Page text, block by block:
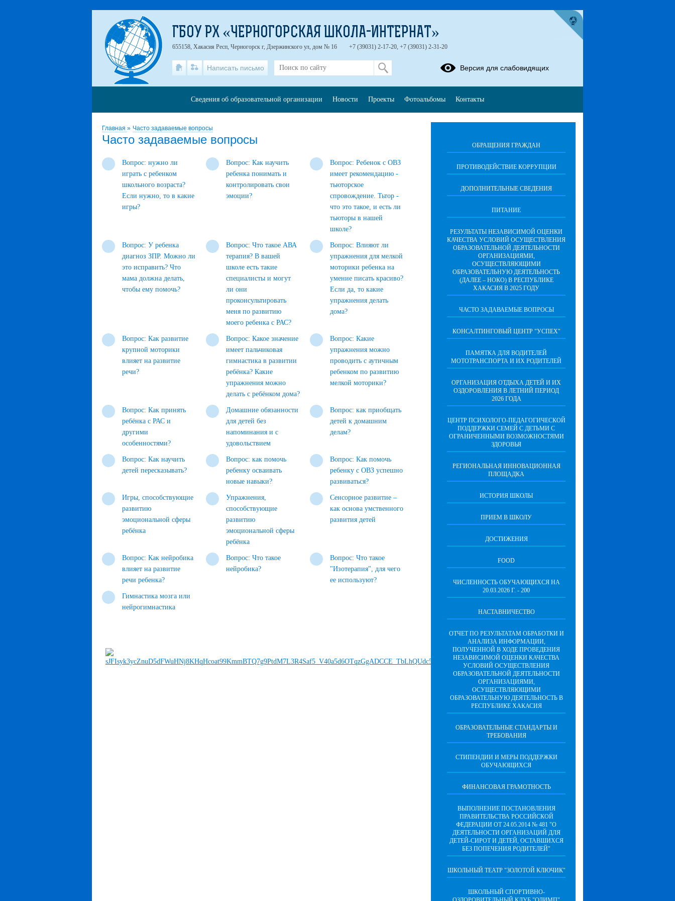
Главная » Часто задаваемые вопросы
Часто задаваемые вопросы
Вопрос: нужно ли
играть с ребенком
школьного возраста?
Если нужно, то в какие
игры?
Вопрос: Как научить
ребенка понимать и
контролировать свои
эмоции?
Вопрос: Ребенок с ОВЗ
имеет рекомендацию -
тьюторское
спровождение. Тьтор -
что это такое, и есть ли
тьюторы в нашей
школе?
Вопрос: У ребенка
диагноз ЗПР. Можно ли
это исправить? Что
мама должна делать,
чтобы ему помочь?
Вопрос: Что такое АВА
терапия? В вашей
школе есть такие
специалисты и могут
ли они
проконсультировать
меня по развитию
моего ребенка с РАС?
Вопрос: Влияют ли
упражнения для мелкой
моторики ребенка на
умение писать красиво?
Если да, то какие
упражнения делать
дома?
Вопрос: Как развитие
крупной моторики
влияет на развитие
речи?
Вопрос: Какое значение
имеет пальчиковая
гимнастика в развитии
ребёнка? Какие
упражнения можно
делать с ребёнком дома?
Вопрос: Какие
упражнения можно
проводить с аутичным
ребенком по развитию
мелкой моторики?
Вопрос: Как принять
ребёнка с РАС и
другими
особенностями?
Домашние обязанности
для детей без
напоминания и с
удовольствием
Вопрос: как приобщать
детей к домашним
делам?
Вопрос: Как научить
детей пересказывать?
Вопрос: как помочь
ребенку осваивать
новые навыки?
Вопрос: Как помочь
ребенку с ОВЗ успешно
развиваться?
Игры, способствующие
развитию
эмоциональной сферы
ребёнка
Упражнения,
способствующие
развитию
эмоциональной сферы
ребёнка
Сенсорное развитие –
как основа умственного
развития детей
Вопрос: Как нейробика
влияет на развитие
речи ребенка?
Вопрос: Что такое
нейробика?
Вопрос: Что такое
"Изотерапия", для чего
ее используют?
Гимнастика мозга или
нейрогимнастика
ОБРАЩЕНИЯ ГРАЖДАН
ПРОТИВОДЕЙСТВИЕ КОРРУПЦИИ
ДОПОЛНИТЕЛЬНЫЕ СВЕДЕНИЯ
ПИТАНИЕ
РЕЗУЛЬТАТЫ НЕЗАВИСИМОЙ ОЦЕНКИ
КАЧЕСТВА УСЛОВИЙ ОСУЩЕСТВЛЕНИЯ
ОБРАЗОВАТЕЛЬНОЙ ДЕЯТЕЛЬНОСТИ
ОРГАНИЗАЦИЯМИ,
ОСУЩЕСТВЛЯЮЩИМИ
ОБРАЗОВАТЕЛЬНУЮ ДЕЯТЕЛЬНОСТЬ
(ДАЛЕЕ – НОКО) В РЕСПУБЛИКЕ
ХАКАСИЯ В 2025 ГОДУ
ЧАСТО ЗАДАВАЕМЫЕ ВОПРОСЫ
КОНСАЛТИНГОВЫЙ ЦЕНТР "УСПЕХ"
ПАМЯТКА ДЛЯ ВОДИТЕЛЕЙ
МОТОТРАНСПОРТА И ИХ РОДИТЕЛЕЙ
ОРГАНИЗАЦИЯ ОТДЫХА ДЕТЕЙ И ИХ
ОЗДОРОВЛЕНИЯ В ЛЕТНИЙ ПЕРИОД
2026 ГОДА
ЦЕНТР ПСИХОЛОГО-ПЕДАГОГИЧЕСКОЙ
ПОДДЕРЖКИ СЕМЕЙ С ДЕТЬМИ С
ОГРАНИЧЕННЫМИ ВОЗМОЖНОСТЯМИ
ЗДОРОВЬЯ
РЕГИОНАЛЬНАЯ ИННОВАЦИОННАЯ
ПЛОЩАДКА
ИСТОРИЯ ШКОЛЫ
ПРИЕМ В ШКОЛУ
ДОСТИЖЕНИЯ
FOOD
ЧИСЛЕННОСТЬ ОБУЧАЮЩИХСЯ НА
20.03.2026 Г. - 200
НАСТАВНИЧЕСТВО
ОТЧЕТ ПО РЕЗУЛЬТАТАМ ОБРАБОТКИ И
АНАЛИЗА ИНФОРМАЦИИ,
ПОЛУЧЕННОЙ В ХОДЕ ПРОВЕДЕНИЯ
НЕЗАВИСИМОЙ ОЦЕНКИ КАЧЕСТВА
УСЛОВИЙ ОСУЩЕСТВЛЕНИЯ
ОБРАЗОВАТЕЛЬНОЙ ДЕЯТЕЛЬНОСТИ
ОРГАНИЗАЦИЯМИ,
ОСУЩЕСТВЛЯЮЩИМИ
ОБРАЗОВАТЕЛЬНУЮ ДЕЯТЕЛЬНОСТЬ В
РЕСПУБЛИКЕ ХАКАСИЯ
ОБРАЗОВАТЕЛЬНЫЕ СТАНДАРТЫ И
ТРЕБОВАНИЯ
СТИПЕНДИИ И МЕРЫ ПОДДЕРЖКИ
ОБУЧАЮЩИХСЯ
ФИНАНСОВАЯ ГРАМОТНОСТЬ
ВЫПОЛНЕНИЕ ПОСТАНОВЛЕНИЯ
ПРАВИТЕЛЬСТВА РОССИЙСКОЙ
ФЕДЕРАЦИИ ОТ 24.05.2014 № 481 "О
ДЕЯТЕЛЬНОСТИ ОРГАНИЗАЦИЙ ДЛЯ
ДЕТЕЙ-СИРОТ И ДЕТЕЙ, ОСТАВШИХСЯ
БЕЗ ПОПЕЧЕНИЯ РОДИТЕЛЕЙ"
ШКОЛЬНЫЙ ТЕАТР "ЗОЛОТОЙ КЛЮЧИК"
ШКОЛЬНЫЙ СПОРТИВНО-
ГБОУ РХ «ЧЕРНОГОРСКАЯ ШКОЛА-ИНТЕРНАТ»
655158, Хакасия Респ, Черногорск г, Дзержинского ул, дом № 16 +7 (39031) 2-17-20, +7 (39031) 2-31-20
Написать письмо Версия для слабовидящих
Сведения об образовательной организации Новости Проекты Фотоальбомы Контакты